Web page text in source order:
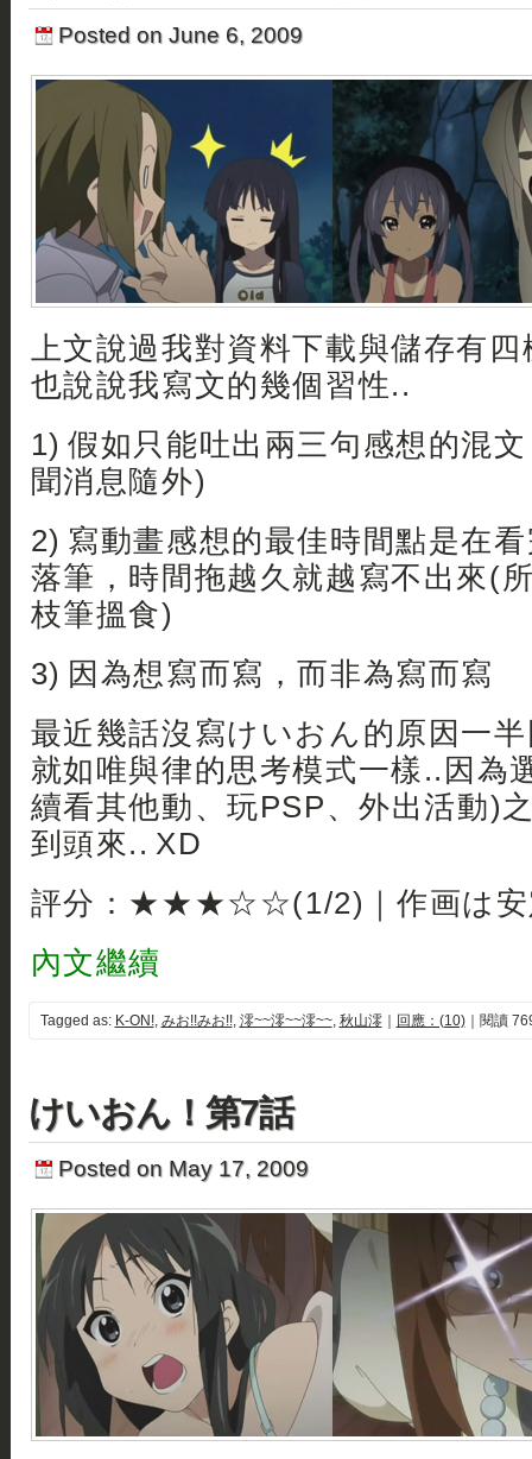
Posted on June 6, 2009
上文說過我對資料下載與儲存有
也說說我寫文的幾個習性..
1) 假如只能吐出兩三句感想的混
聞消息隨外)
2) 寫動畫感想的最佳時間點是在
落筆，時間拖越久就越寫不出來(
枝筆搵食)
3) 因為想寫而寫，而非為寫而寫
最近幾話沒寫けいおん的原因一
就如唯與律的思考模式一樣..因為
續看其他動、玩PSP、外出活動)
到頭來.. XD
評分：★★★☆☆(1/2)｜作画は安
內文繼續
Tagged as: K-ON!, みお!!みお!!, 澪~~澪~~澪~~, 秋山澪｜ 回應：(10)｜閱讀
けいおん！第7話
Posted on May 17, 2009